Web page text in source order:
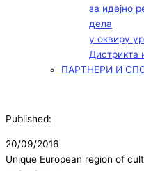
за идејно
дела
у оквиру
Дистрикта
ПАРТНЕРИ И
Published:
20/09/2016
Unique European region of